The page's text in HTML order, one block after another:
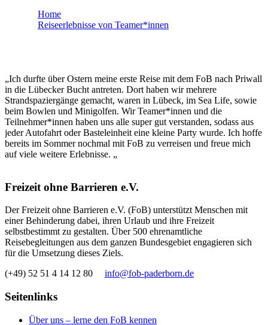
Home
Reiseerlebnisse von Teamer*innen
„Ich durfte über Ostern meine erste Reise mit dem FoB nach Priwall
in die Lübecker Bucht antreten. Dort haben wir mehrere
Strandspaziergänge gemacht, waren in Lübeck, im Sea Life, sowie
beim Bowlen und Minigolfen. Wir Teamer*innen und die
Teilnehmer*innen haben uns alle super gut verstanden, sodass aus
jeder Autofahrt oder Basteleinheit eine kleine Party wurde. Ich hoffe
bereits im Sommer nochmal mit FoB zu verreisen und freue mich
auf viele weitere Erlebnisse. „
Freizeit ohne Barrieren e.V.
Der Freizeit ohne Barrieren e.V. (FoB) unterstützt Menschen mit
einer Behinderung dabei, ihren Urlaub und ihre Freizeit
selbstbestimmt zu gestalten. Über 500 ehrenamtliche
Reisebegleitungen aus dem ganzen Bundesgebiet engagieren sich
für die Umsetzung dieses Ziels.
(+49) 52 51 4 14 12 80 info@fob-paderborn.de
Seitenlinks
Über uns – lerne den FoB kennen